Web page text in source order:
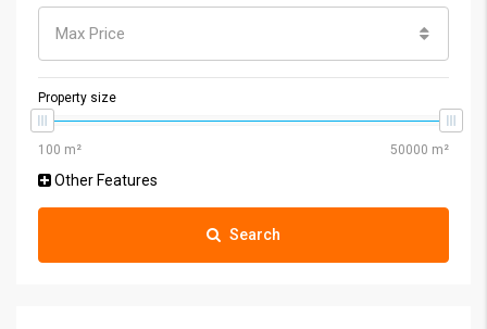
Max Price
Property size
Other Features
Search